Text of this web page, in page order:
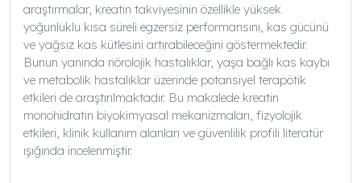
araştırmalar, kreatin takviyesinin özellikle yüksek
yoğunluklu kısa süreli egzersiz performansını, kas gücünü
ve yağsız kas kütlesini artırabileceğini göstermektedir.
Bunun yanında nörolojik hastalıklar, yaşa bağlı kas kaybı
ve metabolik hastalıklar üzerinde potansiyel terapötik
etkileri de araştırılmaktadır. Bu makalede kreatin
monohidratın biyokimyasal mekanizmaları, fizyolojik
etkileri, klinik kullanım alanları ve güvenlilik profili literatür
ışığında incelenmiştir.